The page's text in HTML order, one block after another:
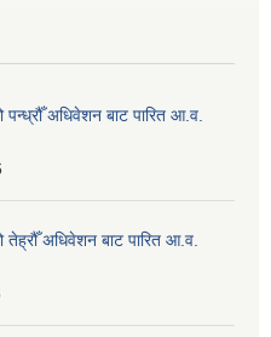
अधिवेशन बाट पारित आ.व.
अधिवेशन बाट पारित आ.व.